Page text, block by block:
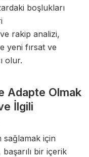
boşlukları
rakip analizi,
yeni fırsat ve
olur.
Adapte Olmak
İlgili
sağlamak için
bir içerik